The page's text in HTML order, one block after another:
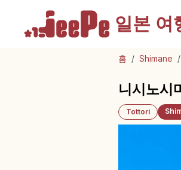
일본 여
홈 / Shimane /
니시노시
Tottori